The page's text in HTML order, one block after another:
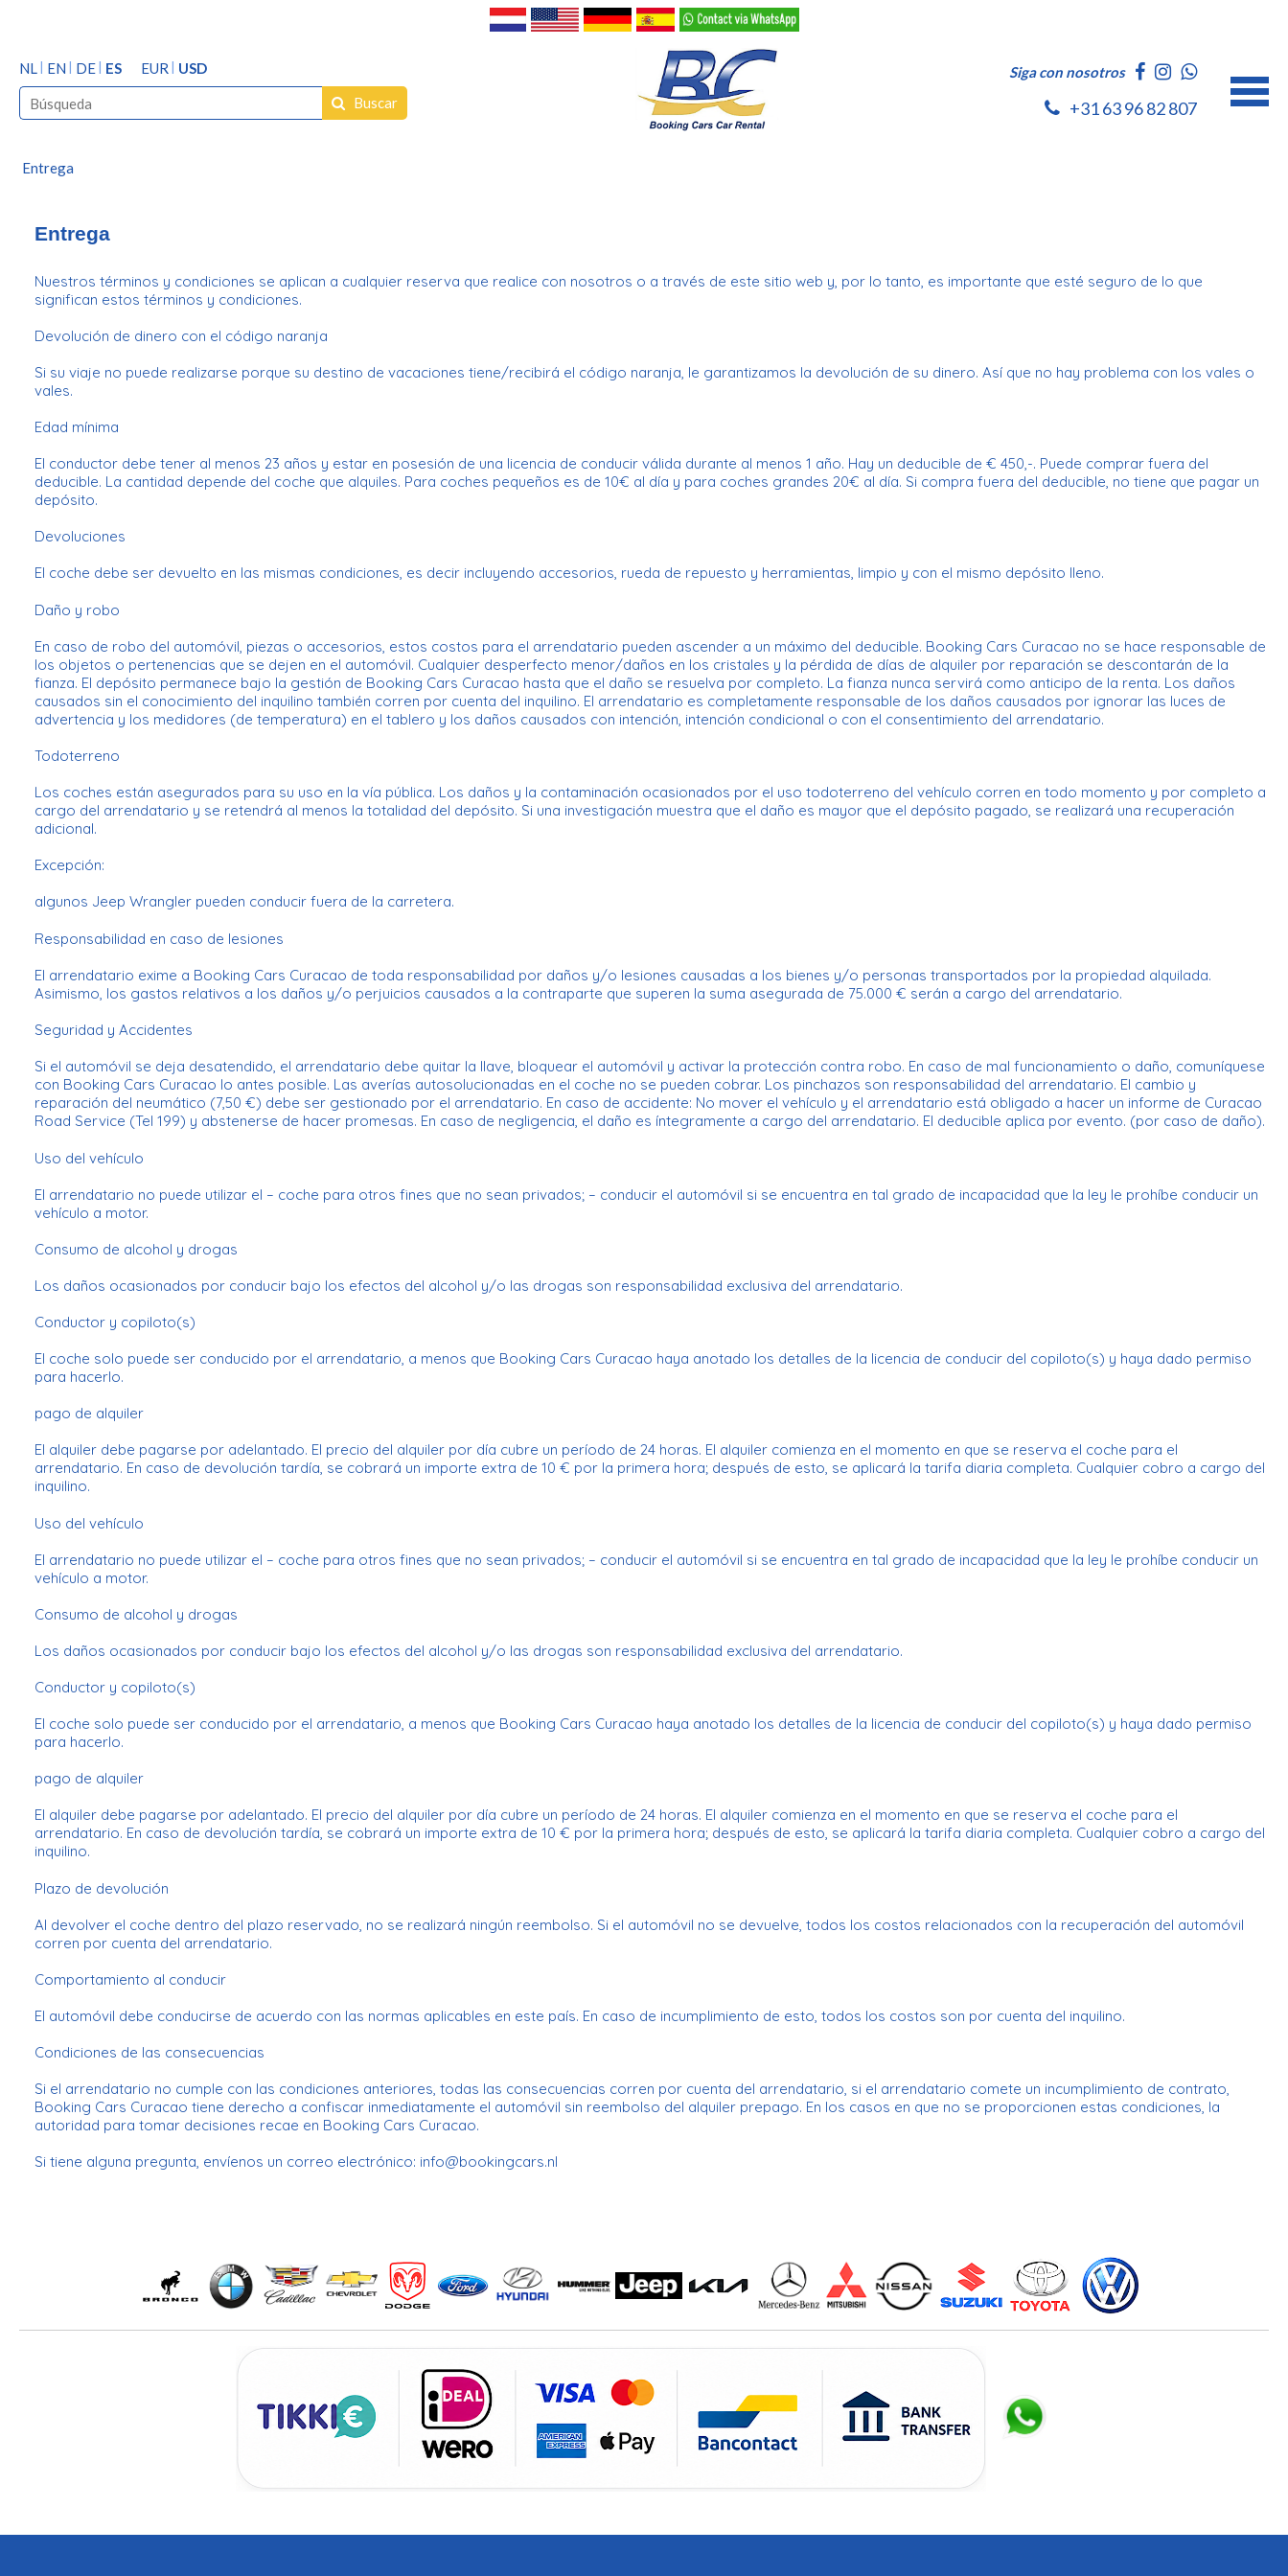
NL EN DE ES EUR
USD
Buscar
Siga con nosotros
+31 63 96 82 807
Entrega
Entrega
Nuestros términos y condiciones se aplican a cualquier reserva que realice con nosotros o a través de este sitio web y, por lo tanto, es importante que esté seguro de lo que
significan estos términos y condiciones.
Devolución de dinero con el código naranja
Si su viaje no puede realizarse porque su destino de vacaciones tiene/recibirá el código naranja, le garantizamos la devolución de su dinero. Así que no hay problema con los vales o
vales.
Edad mínima
El conductor debe tener al menos 23 años y estar en posesión de una licencia de conducir válida durante al menos 1 año. Hay un deducible de € 450,-. Puede comprar fuera del
deducible. La cantidad depende del coche que alquiles. Para coches pequeños es de 10€ al día y para coches grandes 20€ al día. Si compra fuera del deducible, no tiene que pagar un
depósito.
Devoluciones
El coche debe ser devuelto en las mismas condiciones, es decir incluyendo accesorios, rueda de repuesto y herramientas, limpio y con el mismo depósito lleno.
Daño y robo
En caso de robo del automóvil, piezas o accesorios, estos costos para el arrendatario pueden ascender a un máximo del deducible. Booking Cars Curacao no se hace responsable de
los objetos o pertenencias que se dejen en el automóvil. Cualquier desperfecto menor/daños en los cristales y la pérdida de días de alquiler por reparación se descontarán de la
fianza. El depósito permanece bajo la gestión de Booking Cars Curacao hasta que el daño se resuelva por completo. La fianza nunca servirá como anticipo de la renta. Los daños
causados ​​sin el conocimiento del inquilino también corren por cuenta del inquilino. El arrendatario es completamente responsable de los daños causados ​​por ignorar las luces de
advertencia y los medidores (de temperatura) en el tablero y los daños causados ​​con intención, intención condicional o con el consentimiento del arrendatario.
Todoterreno
Los coches están asegurados para su uso en la vía pública. Los daños y la contaminación ocasionados por el uso todoterreno del vehículo corren en todo momento y por completo a
cargo del arrendatario y se retendrá al menos la totalidad del depósito. Si una investigación muestra que el daño es mayor que el depósito pagado, se realizará una recuperación
adicional.
Excepción:
algunos Jeep Wrangler pueden conducir fuera de la carretera.
Responsabilidad en caso de lesiones
El arrendatario exime a Booking Cars Curacao de toda responsabilidad por daños y/o lesiones causadas a los bienes y/o personas transportados por la propiedad alquilada.
Asimismo, los gastos relativos a los daños y/o perjuicios causados ​​a la contraparte que superen la suma asegurada de 75.000 € serán a cargo del arrendatario.
Seguridad y Accidentes
Si el automóvil se deja desatendido, el arrendatario debe quitar la llave, bloquear el automóvil y activar la protección contra robo. En caso de mal funcionamiento o daño, comuníquese
con Booking Cars Curacao lo antes posible. Las averías autosolucionadas en el coche no se pueden cobrar. Los pinchazos son responsabilidad del arrendatario. El cambio y
reparación del neumático (7,50 €) debe ser gestionado por el arrendatario. En caso de accidente: No mover el vehículo y el arrendatario está obligado a hacer un informe de Curacao
Road Service (Tel 199) y abstenerse de hacer promesas. En caso de negligencia, el daño es íntegramente a cargo del arrendatario. El deducible aplica por evento. (por caso de daño).
Uso del vehículo
El arrendatario no puede utilizar el – coche para otros fines que no sean privados; – conducir el automóvil si se encuentra en tal grado de incapacidad que la ley le prohíbe conducir un
vehículo a motor.
Consumo de alcohol y drogas
Los daños ocasionados por conducir bajo los efectos del alcohol y/o las drogas son responsabilidad exclusiva del arrendatario.
Conductor y copiloto(s)
El coche solo puede ser conducido por el arrendatario, a menos que Booking Cars Curacao haya anotado los detalles de la licencia de conducir del copiloto(s) y haya dado permiso
para hacerlo.
pago de alquiler
El alquiler debe pagarse por adelantado. El precio del alquiler por día cubre un período de 24 horas. El alquiler comienza en el momento en que se reserva el coche para el
arrendatario. En caso de devolución tardía, se cobrará un importe extra de 10 € por la primera hora; después de esto, se aplicará la tarifa diaria completa. Cualquier cobro a cargo del
inquilino.
Uso del vehículo
El arrendatario no puede utilizar el – coche para otros fines que no sean privados; – conducir el automóvil si se encuentra en tal grado de incapacidad que la ley le prohíbe conducir un
vehículo a motor.
Consumo de alcohol y drogas
Los daños ocasionados por conducir bajo los efectos del alcohol y/o las drogas son responsabilidad exclusiva del arrendatario.
Conductor y copiloto(s)
El coche solo puede ser conducido por el arrendatario, a menos que Booking Cars Curacao haya anotado los detalles de la licencia de conducir del copiloto(s) y haya dado permiso
para hacerlo.
pago de alquiler
El alquiler debe pagarse por adelantado. El precio del alquiler por día cubre un período de 24 horas. El alquiler comienza en el momento en que se reserva el coche para el
arrendatario. En caso de devolución tardía, se cobrará un importe extra de 10 € por la primera hora; después de esto, se aplicará la tarifa diaria completa. Cualquier cobro a cargo del
inquilino.
Plazo de devolución
Al devolver el coche dentro del plazo reservado, no se realizará ningún reembolso. Si el automóvil no se devuelve, todos los costos relacionados con la recuperación del automóvil
corren por cuenta del arrendatario.
Comportamiento al conducir
El automóvil debe conducirse de acuerdo con las normas aplicables en este país. En caso de incumplimiento de esto, todos los costos son por cuenta del inquilino.
Condiciones de las consecuencias
Si el arrendatario no cumple con las condiciones anteriores, todas las consecuencias corren por cuenta del arrendatario, si el arrendatario comete un incumplimiento de contrato,
Booking Cars Curacao tiene derecho a confiscar inmediatamente el automóvil sin reembolso del alquiler prepago. En los casos en que no se proporcionen estas condiciones, la
autoridad para tomar decisiones recae en Booking Cars Curacao.
Si tiene alguna pregunta, envíenos un correo electrónico: info@bookingcars.nl